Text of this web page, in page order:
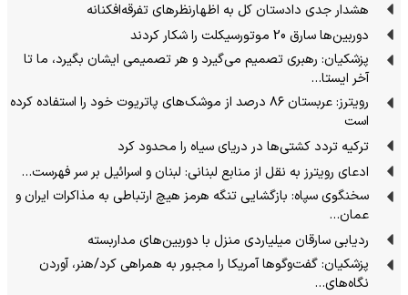
هشدار جدی دادستان کل به اظهارنظرهای تفرقه‌افکنانه
دوربین‌ها سارق 20 موتورسیکلت را شکار کردند
پزشکیان: رهبری تصمیم می‌گیرد و هر تصمیمی ایشان بگیرد، ما تا
آخر ایستا…
رویترز: عربستان ۸۶ درصد از موشک‌های پاتریوت خود را استفاده کرده
است
ترکیه تردد کشتی‌ها در دریای سیاه را محدود کرد
ادعای رویترز به نقل از منابع لبنانی: لبنان و اسرائیل بر سر فهرست…
سخنگوی سپاه: بازگشایی تنگه هرمز هیچ ارتباطی به مذاکرات ایران و
عمان…
ردیابی سارقان میلیاردی منزل با دوربین‌های مداربسته
پزشکیان: گفت‌وگوها آمریکا را مجبور به همراهی کرد/هنر، آوردن
نگاه‌های…